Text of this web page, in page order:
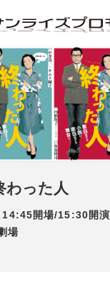
わった人
開場/15:30開演
場